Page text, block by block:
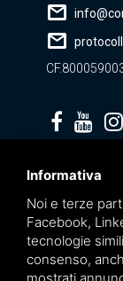
mail
mail
Informativa
Noi e terze
Facebook,
tecnologie
consenso,